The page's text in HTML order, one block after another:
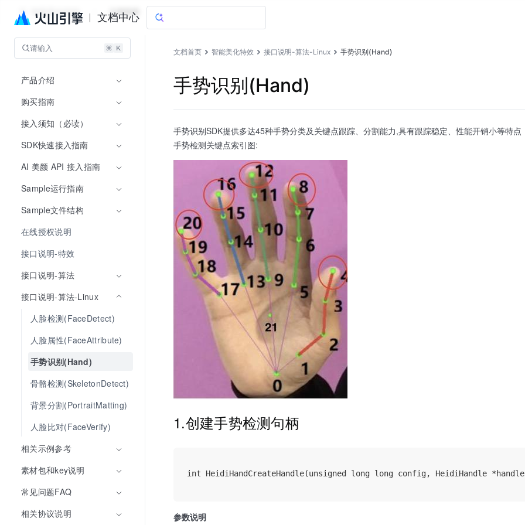
文档中心
智能美化特效 文档指南
请输入
产品介绍
购买指南
接入须知（必读）
SDK快速接入指南
AI 美颜 API 接入指南
Sample运行指南
Sample文件结构
在线授权说明
接口说明-特效
接口说明-算法
接口说明-算法-Linux
人脸检测(FaceDetect)
人脸属性(FaceAttribute)
手势识别(Hand)
骨骼检测(SkeletonDetect)
背景分割(PortraitMatting)
人脸比对(FaceVerify)
相关示例参考
素材包和key说明
常见问题FAQ
相关协议说明
文档首页 智能美化特效 接口说明-算法-Linux 手势识别(Hand)
手势识别(Hand)
手势识别SDK提供多达45种手势分类及关键点跟踪、分割能力,具有跟踪稳定、性能开销小等特
手势检测关键点索引图:
1.创建手势检测句柄
int HeidiHandCreateHandle(unsigned long long config, HeidiHandle
参数说明